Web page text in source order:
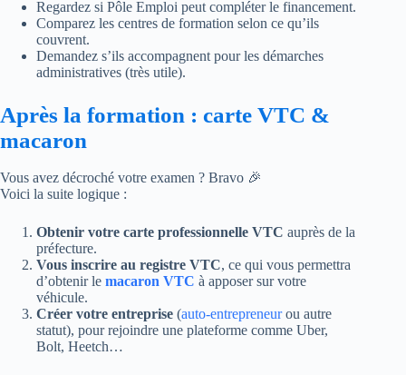
Regardez si Pôle Emploi peut compléter le financement.
Comparez les centres de formation selon ce qu’ils
couvrent.
Demandez s’ils accompagnent pour les démarches
administratives (très utile).
Après la formation : carte VTC &
macaron
Vous avez décroché votre examen ? Bravo 🎉
Voici la suite logique :
Obtenir votre carte professionnelle VTC auprès de la
préfecture.
Vous inscrire au registre VTC, ce qui vous permettra
d’obtenir le macaron VTC à apposer sur votre
véhicule.
Créer votre entreprise (auto-entrepreneurou autre
statut), pour rejoindre une plateforme comme Uber,
Bolt, Heetch…